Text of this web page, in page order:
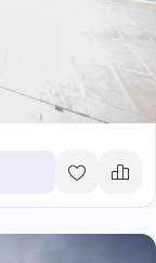
No. 35366